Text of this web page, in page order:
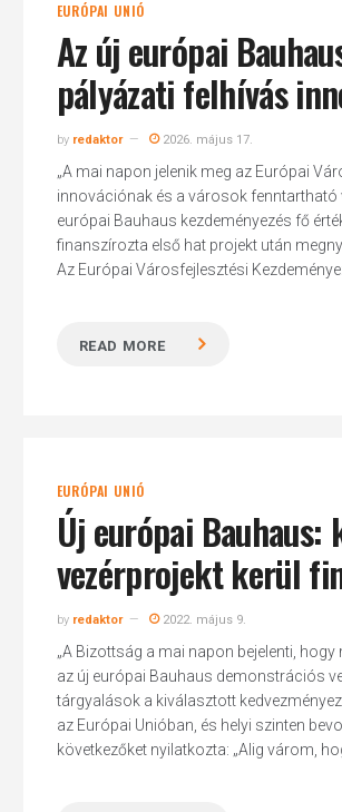
EURÓPAI UNIÓ
Az új európai
pályázati felhívás
by redaktor 2026. május 17.
„A mai napon jelenik meg az Európai
innovációnak és a városok fenntartható
európai Bauhaus kezdeményezés fő
finanszírozta első hat projekt után
Az Európai Városfejlesztési
READ MORE
EURÓPAI UNIÓ
Új európai
vezérprojekt kerül
by redaktor 2022. május 9.
„A Bizottság a mai napon bejelenti,
az új európai Bauhaus demonstrációs
tárgyalások a kiválasztott
az Európai Unióban, és helyi szinten
következőket nyilatkozta: „Alig várom,